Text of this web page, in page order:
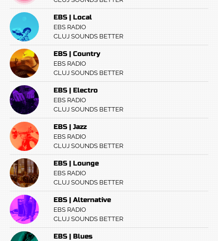
EBS | Local
EBS RADIO
CLUJ SOUNDS BETTER
EBS | Country
EBS RADIO
CLUJ SOUNDS BETTER
EBS | Electro
EBS RADIO
CLUJ SOUNDS BETTER
EBS | Jazz
EBS RADIO
CLUJ SOUNDS BETTER
EBS | Lounge
EBS RADIO
CLUJ SOUNDS BETTER
EBS | Alternative
EBS RADIO
CLUJ SOUNDS BETTER
EBS | Blues